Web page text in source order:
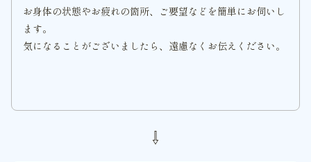
お身体の状態やお疲れの箇所、ご要望などを簡単にお伺いし
ます。
気になることがございましたら、遠慮なくお伝えください。
⇩